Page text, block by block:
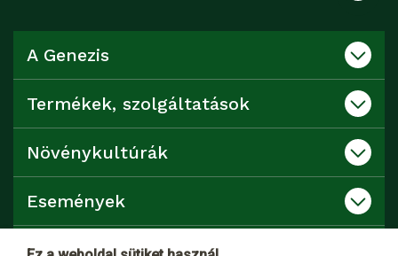
A Genezis
Termékek, szolgáltatások
Növénykultúrák
Események
Katalógusok